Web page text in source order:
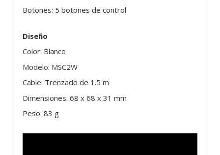
Botones: 5 botones de control
Diseño
Color: Blanco
Modelo: MSC2W
Cable: Trenzado de 1.5 m
Dimensiones: 68 x 68 x 31 mm
Peso: 83 g